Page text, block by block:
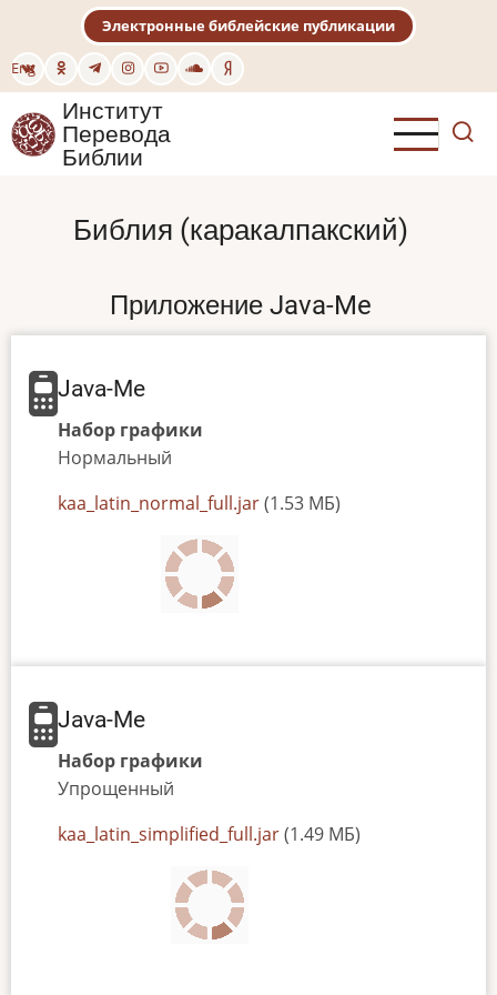
основному
содержанию
Eng
Электронные библейские публикации
Институт
Перевода
Библии
Библия (каракалпакский)
Приложение Java-Me
Java-Me
Набор графики
Нормальный
JAR
kaa_latin_normal_full.jar(1.53 МБ)
Java-Me
Набор графики
Упрощенный
JAR
kaa_latin_simplified_full.jar(1.49 МБ)